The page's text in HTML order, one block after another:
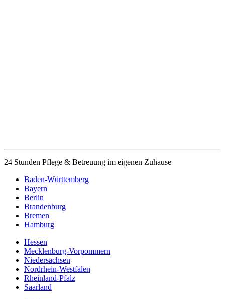
24 Stunden Pflege & Betreuung im eigenen Zuhause
Baden-Württemberg
Bayern
Berlin
Brandenburg
Bremen
Hamburg
Hessen
Mecklenburg-Vorpommern
Niedersachsen
Nordrhein-Westfalen
Rheinland-Pfalz
Saarland